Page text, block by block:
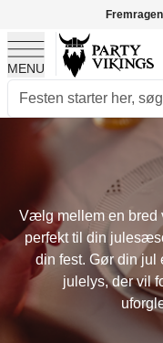
MENU
Vælg mellem en bred
perfekt til din
din fest. Gør din jul
julelys, der vil